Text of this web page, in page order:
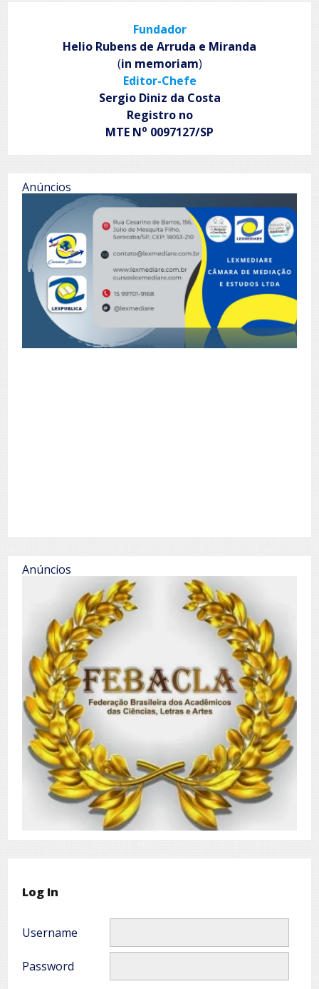
Dew
Fundador
Helio Rubens de Arruda e Miranda
(in memoriam)
Editor-Chefe
Sergio Diniz da Costa
Registro no
MTE No 0097127/SP
Anúncios
Anúncios
Log In
Username
Password